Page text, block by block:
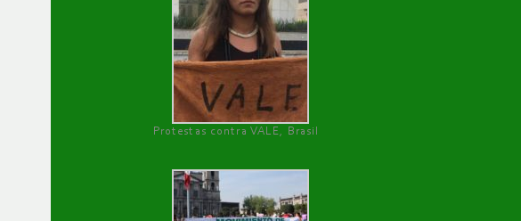
Protestas contra VALE, Brasil